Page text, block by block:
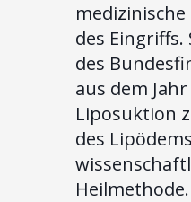
des
des
aus dem
Liposuktion
des
Heilmethode.